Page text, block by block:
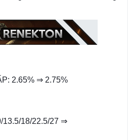
2.65% ⇒ 2.75%
13.5/18/22.5/27 ⇒